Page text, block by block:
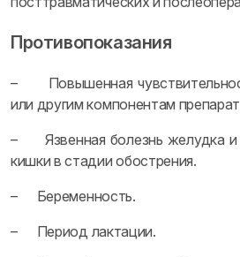
Противопоказания
– Повышенная
или другим компонентам
– Язвенная болезнь желудка и
кишки в стадии обострения.
– Беременность.
– Период лактации.